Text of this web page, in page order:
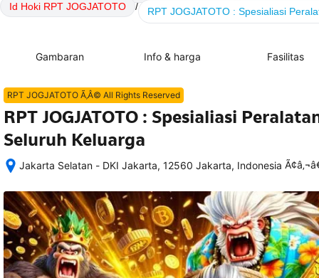
Id Hoki RPT JOGJATOTO
/ RPT JOGJATOTO : Spesialiasi
Gambaran Info & harga Fasilitas
RPT JOGJATOTO Ã‚Â© All Rights Reserved
RPT JOGJATOTO : Spesialiasi
Seluruh Keluarga
Jakarta Selatan - DKI Jakarta, 12560 Jakarta, Indonesia
memesan,
semua
rincian
akomodasi
termasuk
nomor